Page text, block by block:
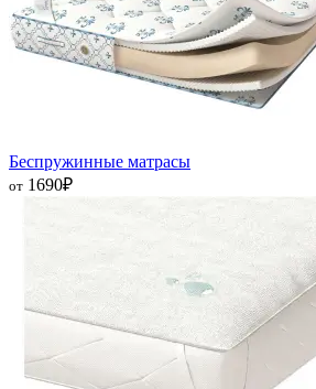
Беспружинные матрасы
от 1690₽